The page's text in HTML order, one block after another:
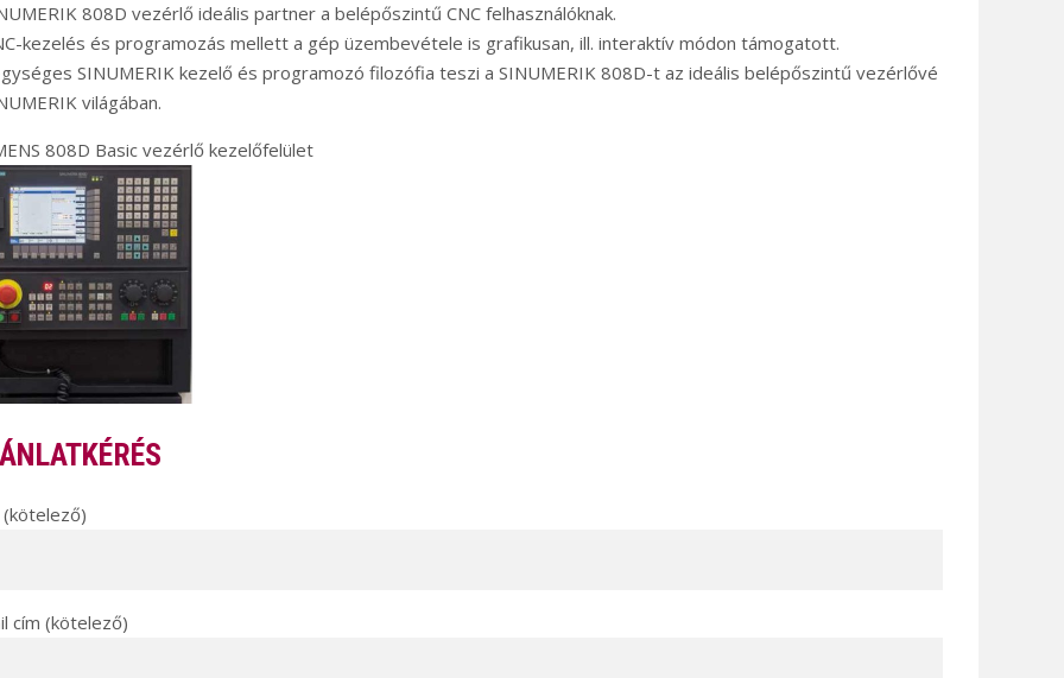
808D vezérlő ideális partner a belépőszintű CNC felhasználóknak.
kezelés és programozás mellett a gép üzembevétele is grafikusan, ill. interaktív módon támogatott.
SINUMERIK kezelő és programozó filozófia teszi a SINUMERIK 808D-t az ideális belépőszintű vezérlővé
világában.
808D Basic vezérlő kezelőfelület
cím (kötelező)